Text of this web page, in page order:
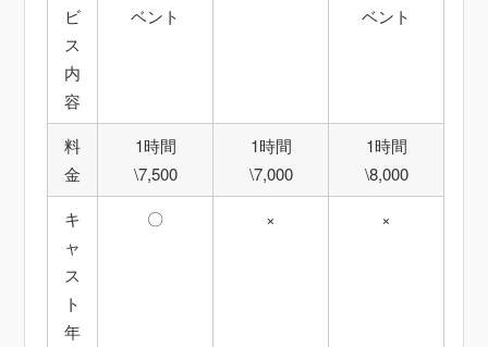
ビ
ス
内
容
ベント
ベント
料
金
1時間
\7,500
1時間
\7,000
1時間
\8,000
キ
ャ
ス
ト
年
〇 × ×